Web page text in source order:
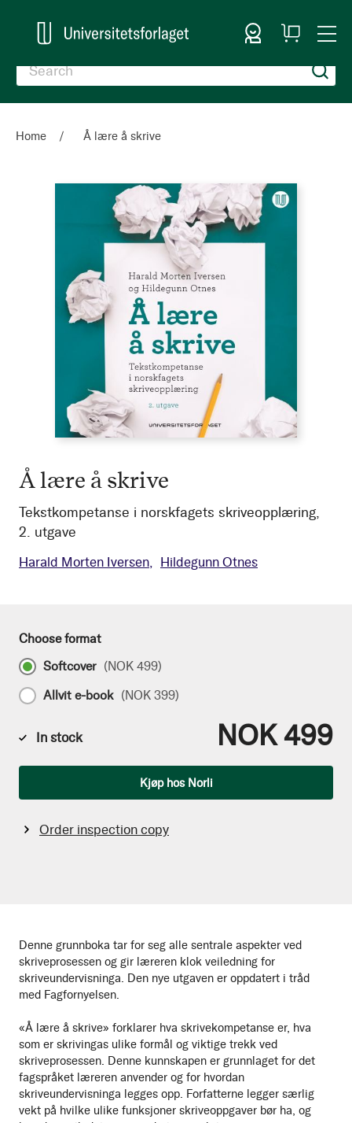
Sign In
My
Cart
Home Å lære å skrive
Å lære å skrive
Tekstkompetanse i norskfagets skriveopplæring,
2. utgave
Harald Morten Iversen Hildegunn Otnes
Denne grunnboka tar for seg alle sentrale aspekter ved
skriveprosessen og gir læreren klok veiledning for
skriveundervisninga. Den nye utgaven er oppdatert i tråd
med Fagfornyelsen.
«Å lære å skrive» forklarer hva skrivekompetanse er, hva
som er skrivingas ulike formål og viktige trekk ved
skriveprosessen. Denne kunnskapen er grunnlaget for det
fagspråket læreren anvender og for hvordan
skriveundervisninga legges opp. Forfatterne legger særlig
vekt på hvilke ulike funksjoner skriveoppgaver bør ha, og
Choose format
Softcover (NOK 499)
Allvit e-book (NOK 399)
In stock NOK 499
Kjøp hos Norli
Order inspection copy